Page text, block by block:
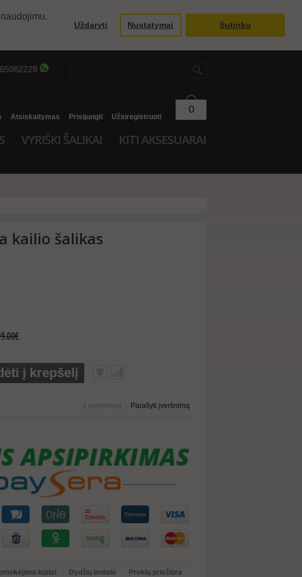
Uždaryti Nustatymai Sutinku
Atsiskaitymas Prisijungti Užsiregistruoti
0
VYRIŠKI ŠALIKAI KITI AKSESUARAI
kailio šalikas
į krepšelį
1 įvertinimai Parašyti įvertinimą
būdai Dydžių lentelė Prekių priežiūra